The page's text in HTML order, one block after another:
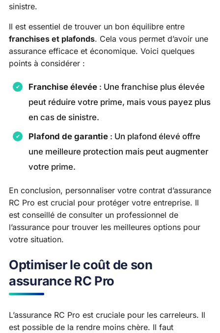
sinistre.
Il est essentiel de trouver un bon équilibre entre
franchises et plafonds. Cela vous permet d’avoir une
assurance efficace et économique. Voici quelques
points à considérer :
Franchise élevée : Une franchise plus élevée
peut réduire votre prime, mais vous payez plus
en cas de sinistre.
Plafond de garantie : Un plafond élevé offre
une meilleure protection mais peut augmenter
votre prime.
En conclusion, personnaliser votre contrat d’assurance
RC Pro est crucial pour protéger votre entreprise. Il
est conseillé de consulter un professionnel de
l’assurance pour trouver les meilleures options pour
votre situation.
Optimiser le coût de son
assurance RC Pro
L’assurance RC Pro est cruciale pour les carreleurs. Il
est possible de la rendre moins chère. Il faut